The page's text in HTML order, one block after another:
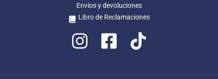
Envíos y devoluciones
Libro de Reclamaciones